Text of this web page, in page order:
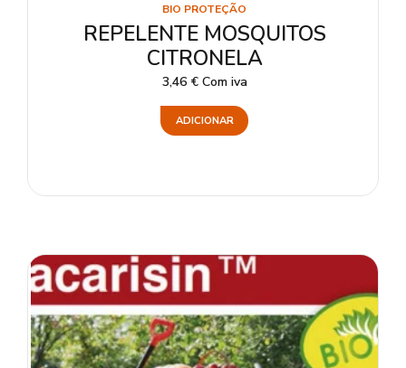
BIO PROTEÇÃO
REPELENTE MOSQUITOS
CITRONELA
3,46 € Com iva
ADICIONAR